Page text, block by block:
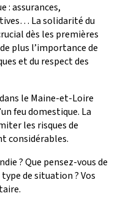
: assurances,
La solidarité du
dès les premières
plus l’importance de
et du respect des
le Maine-et-Loire
feu domestique. La
les risques de
considérables.
? Que pensez-vous de
de situation ? Vos